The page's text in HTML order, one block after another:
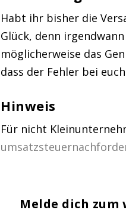
Habt ihr bisher die
Glück, denn
möglicherweise das
dass der Fehler bei
Hinweis
Für nicht
Melde dich